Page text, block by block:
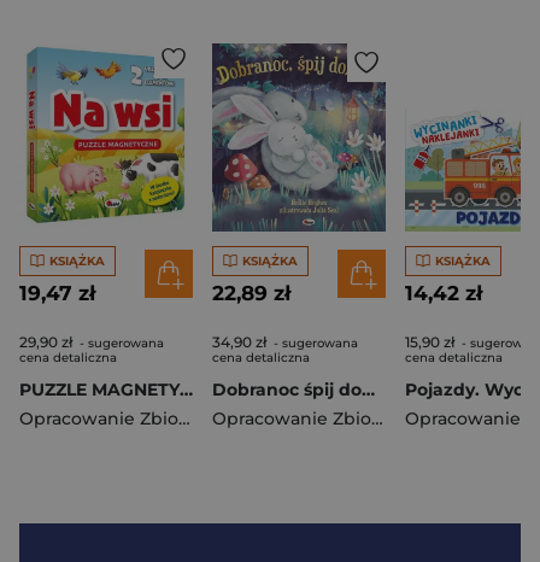
KSIĄŻKA
19,47 zł
29,90 zł - sugerowana
cena detaliczna
PUZZLE MAGNETYCZNE NA WSI
Opracowanie Zbiorowe
KSIĄŻKA
22,89 zł
34,90 zł - sugerowana
cena detaliczna
Dobranoc śpij dobrze. Picturebook
Opracowanie Zbiorowe
KSIĄŻKA
14,42 zł
15,90 zł -
cena detaliczna